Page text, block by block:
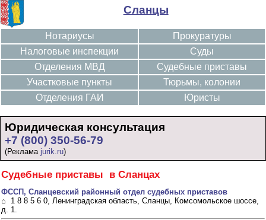
Сланцы
Нотариусы
Налоговые инспекции
Отделения МВД
Участковые пункты
Отделения ГАИ
Прокуратуры
Суды
Судебные приставы
Тюрьмы, колонии
Юристы
Юридическая консультация
+7 (800) 350-56-79
(Реклама jurik.ru)
Судебные приставы в Сланцах
ФССП, Сланцевский районный отдел судебных приставов
⌂ 1 8 8 5 6 0, Ленинградская область, Сланцы, Комсомольское шоссе,
д. 1.